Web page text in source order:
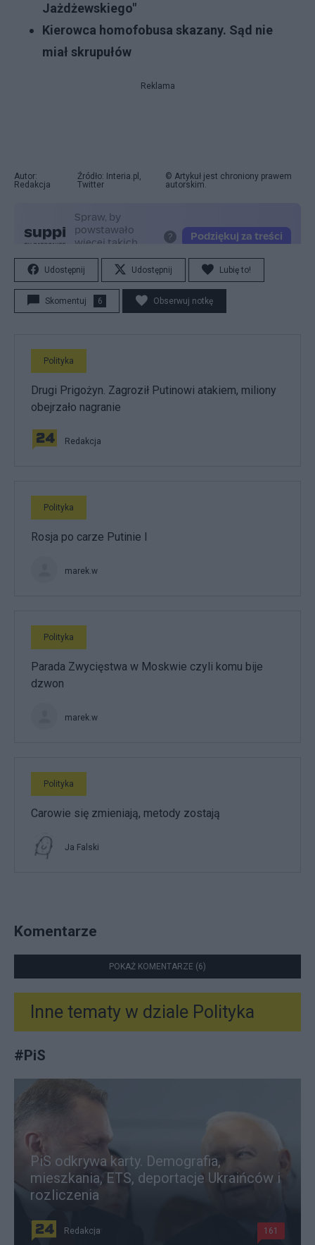
Jażdżewskiego"
Kierowca homofobusa skazany. Sąd nie
miał skrupułów
Reklama
Autor:
Redakcja
Źródło: Interia.pl,
Twitter
© Artykuł jest chroniony prawem
autorskim.
Udostępnij Udostępnij Lubię to!
Skomentuj 6 Obserwuj notkę
Polityka
Drugi Prigożyn. Zagroził Putinowi atakiem, miliony
obejrzało nagranie
Redakcja
Polityka
Rosja po carze Putinie I
marek.w
Polityka
Parada Zwycięstwa w Moskwie czyli komu bije
dzwon
marek.w
Polityka
Carowie się zmieniają, metody zostają
Ja Falski
Komentarze
POKAŻ KOMENTARZE (6)
Inne tematy w dziale Polityka
#PiS
PiS odkrywa karty. Demografia,
mieszkania, ETS, deportacje Ukraińców i
rozliczenia
Redakcja 161